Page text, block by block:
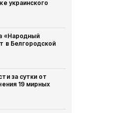
украинского
«Народный
в Белгородской
за сутки от
19 мирных